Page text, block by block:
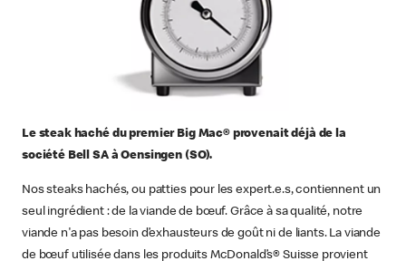
Le steak haché du premier Big Mac® provenait déjà de la
société Bell SA à Oensingen (SO).
Nos steaks hachés, ou patties pour les expert.e.s, contiennent un
seul ingrédient : de la viande de bœuf. Grâce à sa qualité, notre
viande n'a pas besoin d’exhausteurs de goût ni de liants. La viande
de bœuf utilisée dans les produits McDonald’s® Suisse provient